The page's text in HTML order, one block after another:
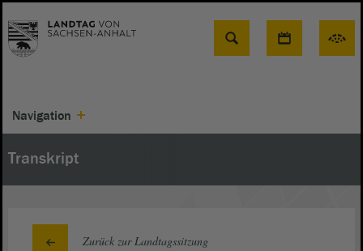
Suche
Navigation
Transkript
Zurück zur Landtagssitzung